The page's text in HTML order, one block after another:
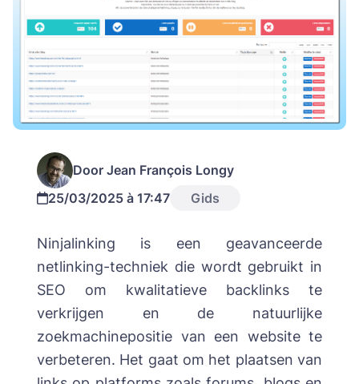
Door Jean François Longy
25/03/2025 à 17:47
Gids
Ninjalinking is een geavanceerde
netlinking-techniek die wordt gebruikt in
SEO om kwalitatieve backlinks te
verkrijgen en de natuurlijke
zoekmachinepositie van een website te
verbeteren. Het gaat om het plaatsen van